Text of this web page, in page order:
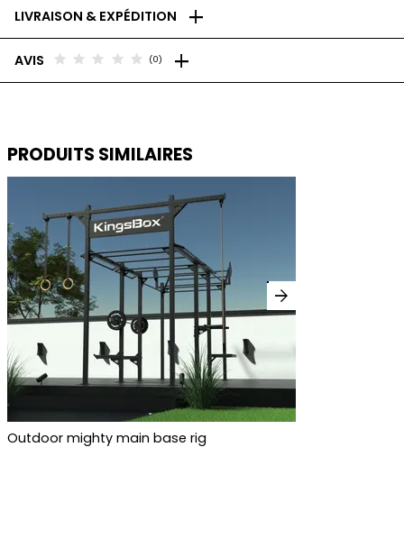
LIVRAISON & EXPÉDITION add
AVIS star star star star star (0) add
PRODUITS SIMILAIRES
Outdoor mighty main base rig
arrow_forward